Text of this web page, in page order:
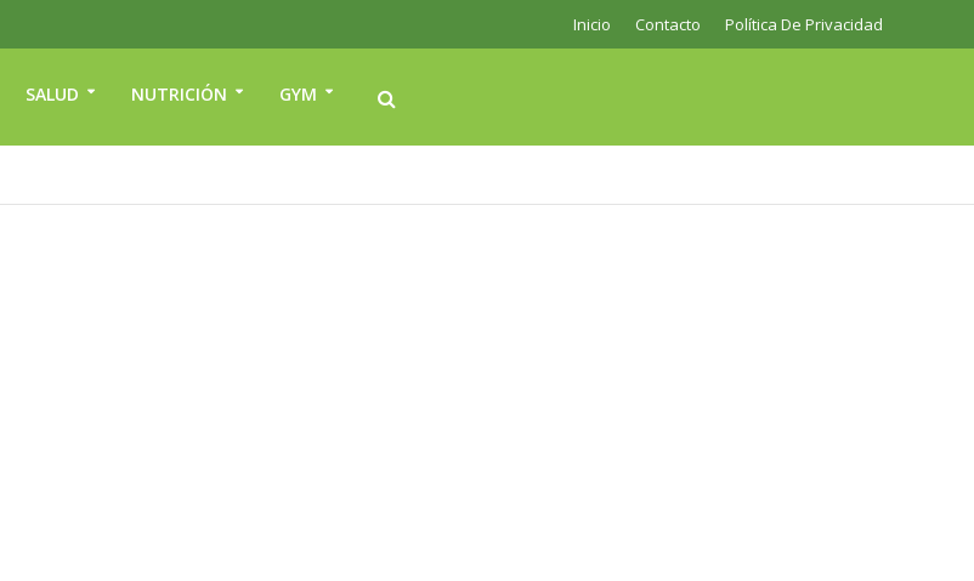
Inicio Contacto Política De Privacidad
SALUD NUTRICIÓN GYM